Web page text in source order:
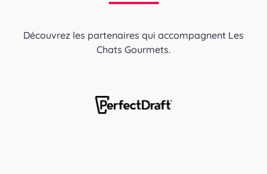
Découvrez les partenaires qui accompagnent Les
Chats Gourmets.